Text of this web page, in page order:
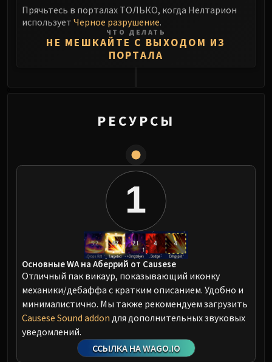
Прячьтесь в порталах ТОЛЬКО, когда Нелтарион
использует Черное разрушение.
ЧТО ДЕЛАТЬ
НЕ МЕШКАЙТЕ С ВЫХОДОМ ИЗ
ПОРТАЛА
РЕСУРСЫ
1
Основные WA на Аберрий от Causese
Отличный пак викаур, показывающий иконку
механики/дебаффа с кратким описанием. Удобно и
минималистично. Мы также рекомендуем загрузить
Causese Sound addon для дополнительных звуковых
уведомлений.
ССЫЛКА НА WAGO.IO